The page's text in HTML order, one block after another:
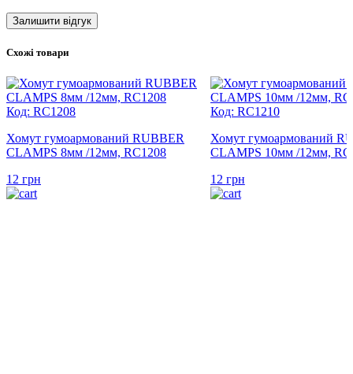
Схожі товари
Код: RC1208
Хомут гумоармований RUBBER
CLAMPS 8мм /12мм, RC1208
12 грн
Код: RC1210
Хомут гумоармований
CLAMPS 10мм /12мм,
12 грн